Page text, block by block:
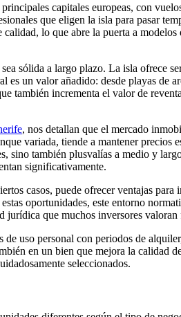
capitales europeas, con
que eligen la isla para pasar
lo que abre la puerta a
sólida a largo plazo. La isla ofrece
un valor añadido: desde playas de
también incrementa el valor de
, nos detallan que el mercado
variada, tiende a mantener precios
sino también plusvalías a medio y
significativamente.
casos, puede ofrecer ventajas para
oportunidades, este entorno
que muchos inversores valoran
uso personal con periodos de
en un bien que mejora la calidad
seleccionados.